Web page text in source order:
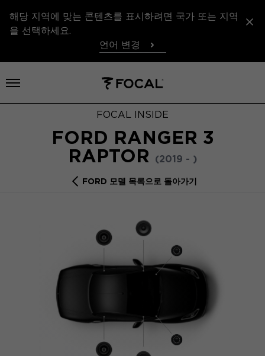
해당 지역에 맞는 콘텐츠를 표시하려면 국가 또는 지역
을 선택하세요.
언어 변경
메뉴 열기
FOCAL INSIDE
FORD RANGER 3
RAPTOR
(2019 - )
FORD 모델 목록으로 돌아가기